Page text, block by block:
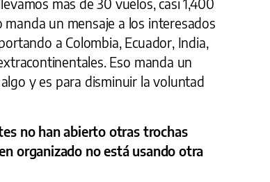
un mensaje a los interesados
a Colombia, Ecuador, India,
Eso manda un
y es para disminuir la voluntad
no han abierto otras trochas
organizado no está usando otra